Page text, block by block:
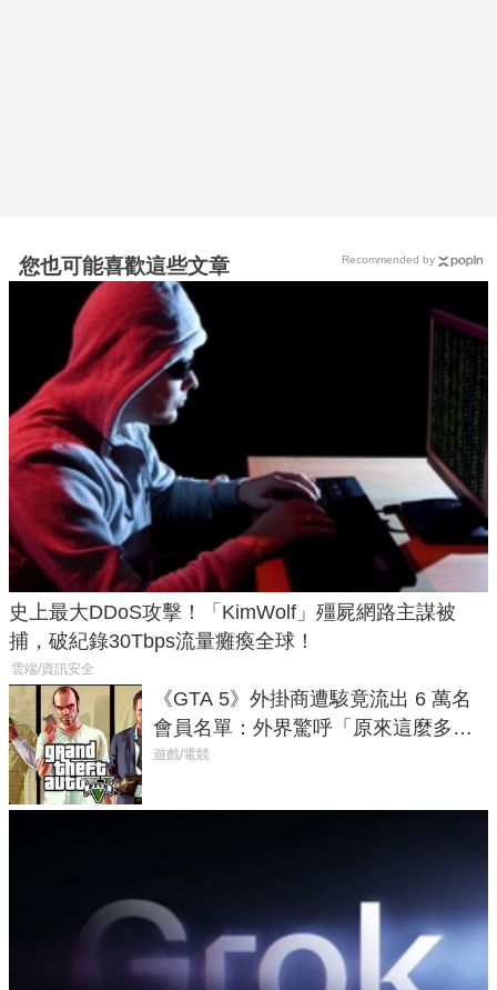
您也可能喜歡這些文章
史上最大DDoS攻擊！「KimWolf」殭屍網路主謀被
捕，破紀錄30Tbps流量癱瘓全球！
雲端/資訊安全
《GTA 5》外掛商遭駭竟流出 6 萬名
會員名單：外界驚呼「原來這麼多人
在開掛！」
遊戲/電競
Recommended by